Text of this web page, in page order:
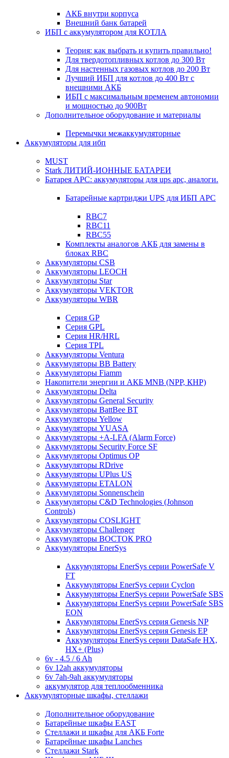
АКБ внутри корпуса
Внешний банк батарей
ИБП с аккумулятором для КОТЛА
Теория: как выбрать и купить правильно!
Для твердотопливных котлов до 300 Вт
Для настенных газовых котлов до 200 Вт
Лучший ИБП для котлов до 400 Вт с
внешними АКБ
ИБП с максимальным временем автономии
и мощностью до 900Вт
Дополнительное оборудование и материалы
Перемычки межаккумуляторные
Аккумуляторы для ибп
MUST
Stark ЛИТИЙ-ИОННЫЕ БАТАРЕИ
Батарея APC: аккумуляторы для ups apc, аналоги.
Батарейные картриджи UPS для ИБП APC
RBC7
RBC11
RBC55
Комплекты аналогов АКБ для замены в
блоках RBC
Аккумуляторы CSB
Аккумуляторы LEOCH
Аккумуляторы Star
Аккумуляторы VEKTOR
Аккумуляторы WBR
Cерия GP
Серия GPL
Серия HR/HRL
Серия TPL
Аккумуляторы Ventura
Аккумуляторы BB Battery
Аккумуляторы Fiamm
Накопители энергии и АКБ MNB (NPP, КНР)
Аккумуляторы Delta
Аккумуляторы General Security
Аккумуляторы BattBee BT
Аккумуляторы Yellow
Аккумуляторы YUASA
Аккумуляторы +A-LFA (Alarm Force)
Аккумуляторы Security Force SF
Аккумуляторы Optimus OP
Аккумуляторы RDrive
Аккумуляторы UPlus US
Аккумуляторы ETALON
Аккумуляторы Sonnenschein
Аккумуляторы С&D Technologies (Johnson
Controls)
Аккумуляторы COSLIGHT
Аккумуляторы Challenger
Аккумуляторы ВОСТОК PRO
Аккумуляторы EnerSys
Аккумуляторы EnerSys серии PowerSafe V
FT
Аккумуляторы EnerSys серии Cyclon
Аккумуляторы EnerSys серии PowerSafe SBS
Аккумуляторы EnerSys серии PowerSafe SBS
EON
Аккумуляторы EnerSys серия Genesis NP
Аккумуляторы EnerSys серия Genesis EP
Аккумуляторы EnerSys серии DataSafe HX,
HX+ (Plus)
6v - 4.5 / 6 Ah
6v 12ah аккумуляторы
6v 7ah-9ah аккумуляторы
аккумулятор для теплообменника
Аккумуляторные шкафы, стеллажи
Дополнительное оборудование
Батарейные шкафы EAST
Стеллажи и шкафы для АКБ Forte
Батарейные шкафы Lanches
Стеллажи Stark